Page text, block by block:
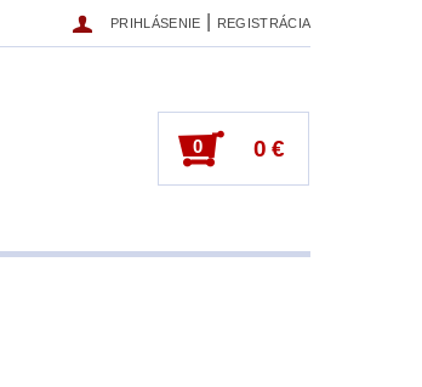
PRIHLÁSENIE REGISTRÁCIA
0 0 €